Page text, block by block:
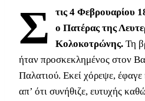
Σ
τις 4 Φεβρουαρίου
ο Πατέρας της
Κολοκοτρώνης. Τη
ήταν προσκεκλημένος στον
Παλατιού. Εκεί χόρεψε, έφαγε
απ’ ότι συνήθιζε, ευτυχής